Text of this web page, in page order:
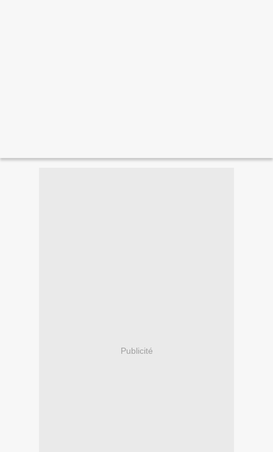
Publicité